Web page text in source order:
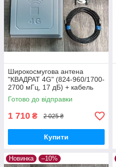
Широкосмугова антена
"КВАДРАТ 4G" (824-960/1700-
2700 мГц, 17 дБ) + кабель
RG58 10 метрів
Готово до відправки
1 710 ₴ 2 025 ₴
Купити
Новинка –10%